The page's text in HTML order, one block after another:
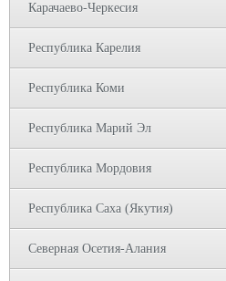
Карачаево-Черкесия
Республика Карелия
Республика Коми
Республика Марий Эл
Республика Мордовия
Республика Саха (Якутия)
Северная Осетия-Алания